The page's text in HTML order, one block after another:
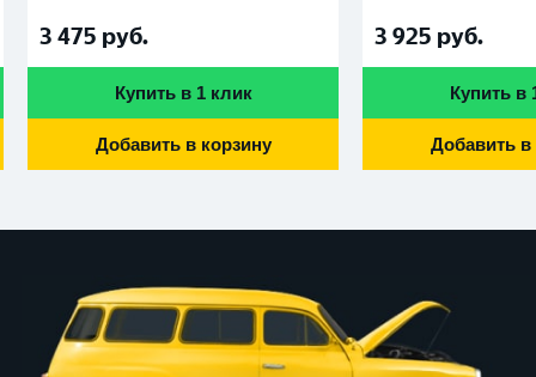
3 475 руб.
Купить в 1 клик
Добавить в корзину
3 925 руб.
Купить в
Добавить в